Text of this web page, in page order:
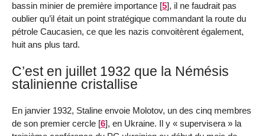
bassin minier de première importance [5], il ne faudrait pas
oublier qu’il était un point stratégique commandant la route du
pétrole Caucasien, ce que les nazis convoitèrent également,
huit ans plus tard.
C’est en juillet 1932 que la Némésis
stalinienne cristallise
En janvier 1932, Staline envoie Molotov, un des cinq membres
de son premier cercle [6], en Ukraine. Il y « supervisera » la